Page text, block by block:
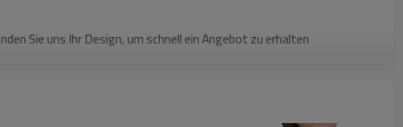
Sie uns Ihr Design, um schnell ein Angebot zu erhalten